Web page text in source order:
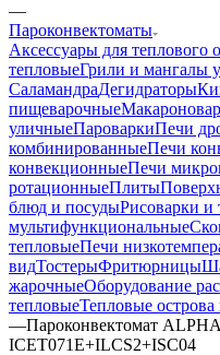
—
Пароконвектоматы
Аксессуары для теплового
тепловыеГрили и мангалы
СаламандраДегидраторы
пищеварочные
уличныеПароваркиПечи
комбинированныеПечи
конвекционныеПечи
ротационныеПлиты
блюд и посудыРисоварки и
мультифункциональные
тепловыеПечи
видТостерыФритюрницы
жарочныеОборудование
тепловыеТепловые
—Пароконвектомат
ICET071E+ILCS2+ISC04